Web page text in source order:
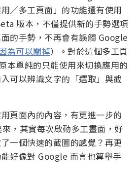
／多工頁面」的功能還有使用
版本，不僅提供新的手勢選項
的手勢，不再會有誤觸 Google
為可以關掉）。對於這個多工頁
本單純的只能使用來切換應用的
可以辨識文字的「選取」與截
頁面內的內容，有更進一步的
，其實每次啟動多工畫面，好
一個快速的截圖的感覺？再更
好像對 Google 而言也算舉手